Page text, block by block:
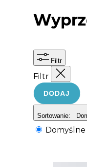
Filtr
Filtr
DODAJ
Sortowanie:
Domyślne